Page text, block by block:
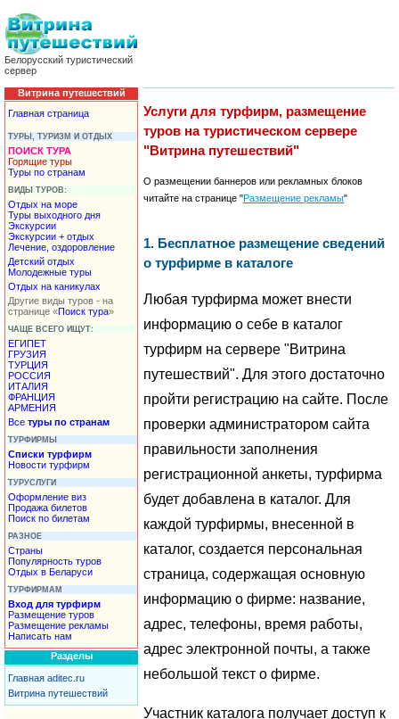
Белорусский туристический
сервер
Витрина путешествий
Главная страница
ТУРЫ, ТУРИЗМ И ОТДЫХ
ПОИСК ТУРА
Горящие туры
Туры по странам
ВИДЫ ТУРОВ:
Отдых на море
Туры выходного дня
Экскурсии
Экскурсии + отдых
Лечение, оздоровление
Детский отдых
Молодежные туры
Отдых на каникулах
Другие виды туров - на
странице «Поиск тура»
ЧАЩЕ ВСЕГО ИЩУТ:
ЕГИПЕТ
ГРУЗИЯ
ТУРЦИЯ
РОССИЯ
ИТАЛИЯ
ФРАНЦИЯ
АРМЕНИЯ
Все туры по странам
ТУРФИРМЫ
Списки турфирм
Новости турфирм
ТУРУСЛУГИ
Оформление виз
Продажа билетов
Поиск по билетам
РАЗНОЕ
Страны
Популярность туров
Отдых в Беларуси
ТУРФИРМАМ
Вход для турфирм
Размещение туров
Размещение рекламы
Написать нам
Разделы
Главная aditec.ru
Витрина путешествий
Услуги для турфирм, размещение
туров на туристическом сервере
"Витрина путешествий"
О размещении баннеров или рекламных блоков
читайте на странице "Размещение рекламы"
1. Бесплатное размещение сведений
о турфирме в каталоге
Любая турфирма может внести
информацию о себе в каталог
турфирм на сервере "Витрина
путешествий". Для этого достаточно
пройти регистрацию на сайте. После
проверки администратором сайта
правильности заполнения
регистрационной анкеты, турфирма
будет добавлена в каталог. Для
каждой турфирмы, внесенной в
каталог, создается персональная
страница, содержащая основную
информацию о фирме: название,
адрес, телефоны, время работы,
адрес электронной почты, а также
небольшой текст о фирме.
Участник каталога получает доступ к